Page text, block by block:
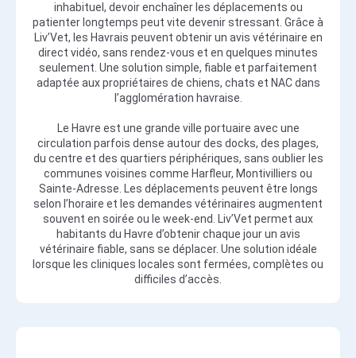
inhabituel, devoir enchaîner les déplacements ou
patienter longtemps peut vite devenir stressant. Grâce à
Liv’Vet, les Havrais peuvent obtenir un avis vétérinaire en
direct vidéo, sans rendez-vous et en quelques minutes
seulement. Une solution simple, fiable et parfaitement
adaptée aux propriétaires de chiens, chats et NAC dans
l’agglomération havraise.
Le Havre est une grande ville portuaire avec une
circulation parfois dense autour des docks, des plages,
du centre et des quartiers périphériques, sans oublier les
communes voisines comme Harfleur, Montivilliers ou
Sainte-Adresse. Les déplacements peuvent être longs
selon l’horaire et les demandes vétérinaires augmentent
souvent en soirée ou le week-end. Liv’Vet permet aux
habitants du Havre d’obtenir chaque jour un avis
vétérinaire fiable, sans se déplacer. Une solution idéale
lorsque les cliniques locales sont fermées, complètes ou
difficiles d’accès.